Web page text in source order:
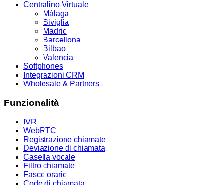
Centralino Virtuale
Málaga
Siviglia
Madrid
Barcellona
Bilbao
Valencia
Softphones
Integrazioni CRM
Wholesale & Partners
Funzionalità
IVR
WebRTC
Registrazione chiamate
Deviazione di chiamata
Casella vocale
Filtro chiamate
Fasce orarie
Code di chiamata